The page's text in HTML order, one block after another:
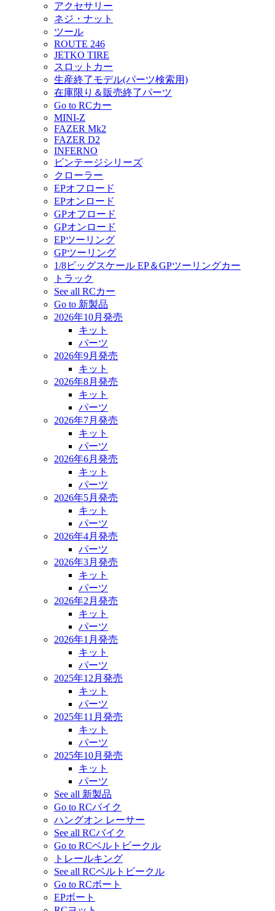
アクセサリー
ネジ・ナット
ツール
ROUTE 246
JETKO TIRE
スロットカー
生産終了モデル(パーツ検索用)
在庫限り＆販売終了パーツ
Go to RCカー
MINI-Z
FAZER Mk2
FAZER D2
INFERNO
ビンテージシリーズ
クローラー
EPオフロード
EPオンロード
GPオフロード
GPオンロード
EPツーリング
GPツーリング
1/8ビッグスケール EP＆GPツーリングカー
トラック
See all RCカー
Go to 新製品
2026年10月発売
キット
パーツ
2026年9月発売
キット
2026年8月発売
キット
パーツ
2026年7月発売
キット
パーツ
2026年6月発売
キット
パーツ
2026年5月発売
キット
パーツ
2026年4月発売
パーツ
2026年3月発売
キット
パーツ
2026年2月発売
キット
パーツ
2026年1月発売
キット
パーツ
2025年12月発売
キット
パーツ
2025年11月発売
キット
パーツ
2025年10月発売
キット
パーツ
See all 新製品
Go to RCバイク
ハングオン レーサー
See all RCバイク
Go to RCベルトビークル
トレールキング
See all RCベルトビークル
Go to RCボート
EPボート